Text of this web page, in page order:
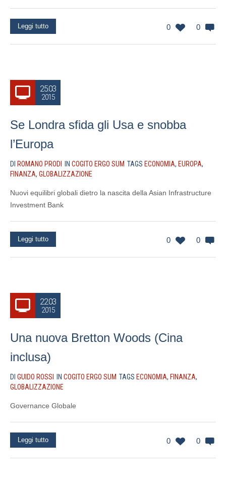
0 0
Leggi tutto
25.03
2015
Se Londra sfida gli Usa e snobba
l’Europa
DI ROMANO PRODI IN COGITO ERGO SUM TAGS ECONOMIA, EUROPA,
FINANZA, GLOBALIZZAZIONE
Nuovi equilibri globali dietro la nascita della Asian Infrastructure
Investment Bank
0 0
Leggi tutto
22.03
2015
Una nuova Bretton Woods (Cina
inclusa)
DI GUIDO ROSSI IN COGITO ERGO SUM TAGS ECONOMIA, FINANZA,
GLOBALIZZAZIONE
Governance Globale
0 0
Leggi tutto